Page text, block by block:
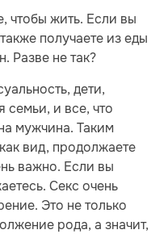
чтобы жить. Если вы
получаете из еды
Разве не так?
дети,
семьи, и все, что
мужчина. Таким
вид, продолжаете
важно. Если вы
Секс очень
Это не только
рода, а значит,